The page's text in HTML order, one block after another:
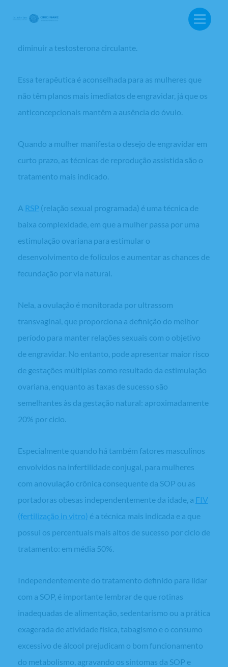
BUSCA:
feito com o uso de anticoncepcionais orais combinados,
que tendem a estabilizar o desequilíbrio hormonal e
diminuir a testosterona circulante.
Essa terapêutica é aconselhada para as mulheres que
não têm planos mais imediatos de engravidar, já que os
anticoncepcionais mantêm a ausência do óvulo.
Quando a mulher manifesta o desejo de engravidar em
curto prazo, as técnicas de reprodução assistida são o
tratamento mais indicado.
A RSP (relação sexual programada) é uma técnica de
baixa complexidade, em que a mulher passa por uma
estimulação ovariana para estimular o
desenvolvimento de folículos e aumentar as chances de
fecundação por via natural.
Nela, a ovulação é monitorada por ultrassom
transvaginal, que proporciona a definição do melhor
período para manter relações sexuais com o objetivo
de engravidar. No entanto, pode apresentar maior risco
de gestações múltiplas como resultado da estimulação
ovariana, enquanto as taxas de sucesso são
semelhantes às da gestação natural: aproximadamente
20% por ciclo.
Especialmente quando há também fatores masculinos
envolvidos na infertilidade conjugal, para mulheres
com anovulação crônica consequente da SOP ou as
portadoras obesas independentemente da idade, a FIV
(fertilização in vitro) é a técnica mais indicada e a que
possui os percentuais mais altos de sucesso por ciclo de
tratamento: em média 50%.
Independentemente do tratamento definido para lidar
com a SOP, é importante lembrar de que rotinas
inadequadas de alimentação, sedentarismo ou a prática
exagerada de atividade física, tabagismo e o consumo
excessivo de álcool prejudicam o bom funcionamento
do metabolismo, agravando os sintomas da SOP e